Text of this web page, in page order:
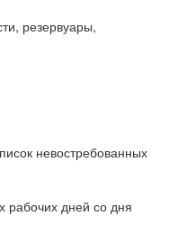
резервуары,
невостребованных
рабочих дней со дня